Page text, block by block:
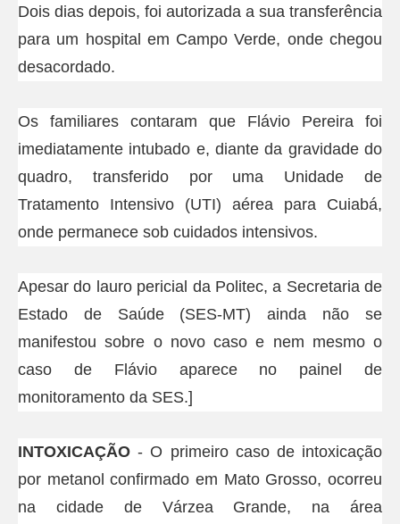
Dois dias depois, foi autorizada a sua transferência
para um hospital em Campo Verde, onde chegou
desacordado.
Os familiares contaram que Flávio Pereira foi
imediatamente intubado e, diante da gravidade do
quadro, transferido por uma Unidade de
Tratamento Intensivo (UTI) aérea para Cuiabá,
onde permanece sob cuidados intensivos.
Apesar do lauro pericial da Politec, a Secretaria de
Estado de Saúde (SES-MT) ainda não se
manifestou sobre o novo caso e nem mesmo o
caso de Flávio aparece no painel de
monitoramento da SES.]
INTOXICAÇÃO - O primeiro caso de intoxicação
por metanol confirmado em Mato Grosso, ocorreu
na cidade de Várzea Grande, na área